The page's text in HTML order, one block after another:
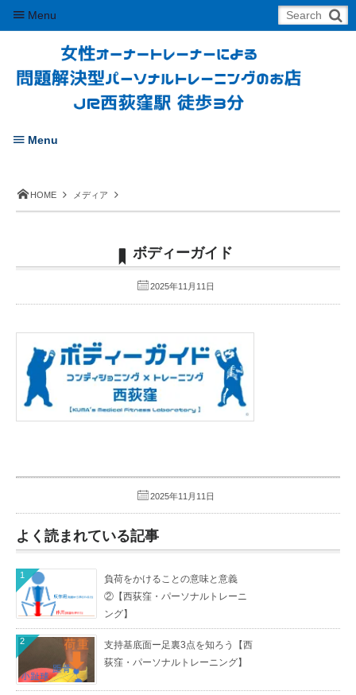
HOME メディア
ボディーガイド
2025年11月11日
2025年11月11日
よく読まれている記事
負荷をかけることの意味と意義
②【西荻窪・パーソナルトレーニ
ング】
1
支持基底面ー足裏3点を知ろう【西
荻窪・パーソナルトレーニング】
2
Menu
Menu